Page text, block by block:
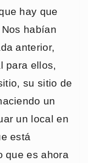
hay que
habían
anterior,
para ellos,
su sitio de
un
un local en
está
que es ahora